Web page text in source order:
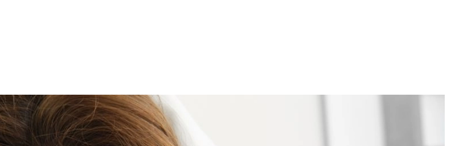
OGRODOWE PORADY
URODA NATURALNA APTECZKA